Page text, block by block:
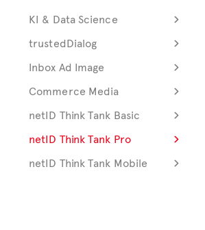
KI & Data Science
trustedDialog
Inbox Ad Image
Commerce Media
netID Think Tank Basic
netID Think Tank Pro
netID Think Tank Mobile